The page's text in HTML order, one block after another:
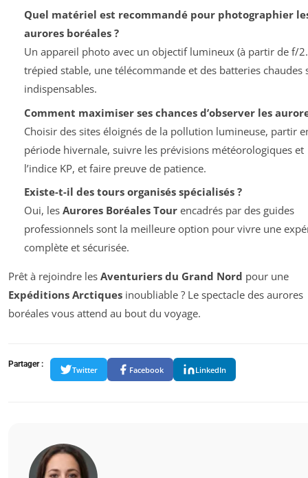
Quel matériel est recommandé pour photographier
aurores boréales ?
Un appareil photo avec un objectif lumineux (à partir de f/
trépied stable, une télécommande et des batteries chaudes
indispensables.
Comment maximiser ses chances d’observer les
Choisir des sites éloignés de la pollution lumineuse, partir
période hivernale, suivre les prévisions météorologiques et
l’indice KP, et faire preuve de patience.
Existe-t-il des tours organisés spécialisés ?
Oui, les Aurores Boréales Tourencadrés par des guides
professionnels sont la meilleure option pour vivre une
complète et sécurisée.
Prêt à rejoindre les Aventuriers du Grand Nord pour une
Expéditions Arctiques inoubliable ? Le spectacle des aurores
boréales vous attend au bout du voyage.
Partager :
Twitter Facebook LinkedIn